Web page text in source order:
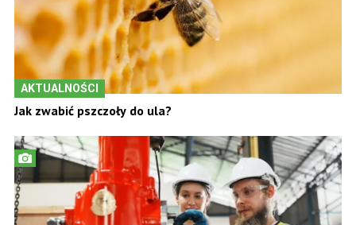
AKTUALNOŚCI
Jak zwabić pszczoły do ula?